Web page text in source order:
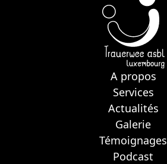
A propos
Services
Actualités
Galerie
Témoignages
Podcast